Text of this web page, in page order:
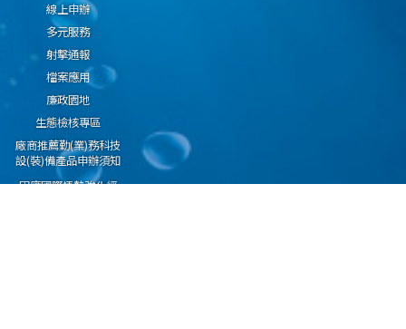
線上申辦
多元服務
射擊通報
檔案應用
廉政園地
生態檢核專區
廠商推薦勤(業)務科技
設(裝)備產品申辦須知
因應國際情勢強化經